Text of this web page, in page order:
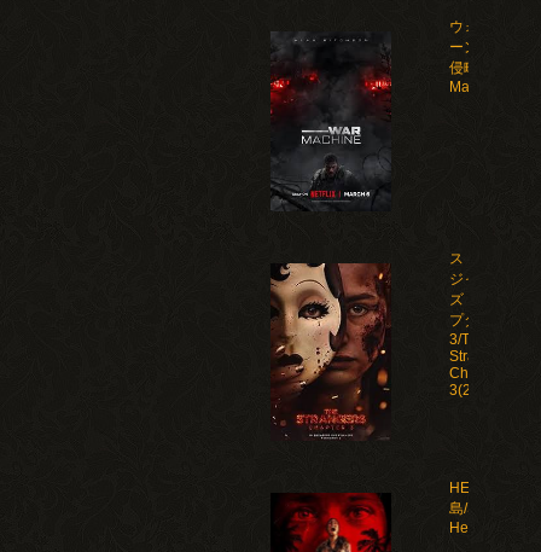
ウォー・マシ
ーン: 未知な
侵略者/War
ストレン
ジャー
ズ：チャ
プター
3/The
Strangers:
Chapter
3(2026)
HELP 復讐
島/Send
Help(2026)